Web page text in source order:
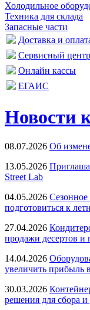
Холодильное
Техника для склада
Запасные части
Доставка и
Сервисный центр
Онлайн кассы
ЕГАИС
Новости
08.07.2026 Об
13.05.2026
Street Lab
04.05.2026 Сезонное
подготовиться к
27.04.2026
продажи десертов и
14.04.2026
увеличить прибыль
30.03.2026
решения для сбора